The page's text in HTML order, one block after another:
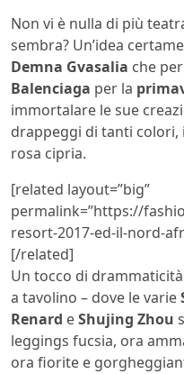
Non vi è nulla di più
sembra? Un’idea
Demna Gvasalia che
Balenciaga per la
immortalare le sue
drappeggi di tanti colori,
rosa cipria.
[related layout=”big”
permalink=”https://
resort-2017-ed-il-nord-
[/related]
Un tocco di
a tavolino – dove le varie
Renard eShujing Zhou
leggings fucsia, ora
ora fiorite e